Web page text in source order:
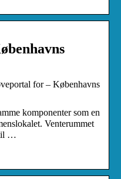
for – Københavns
komponenter som en
Venterummet
til …